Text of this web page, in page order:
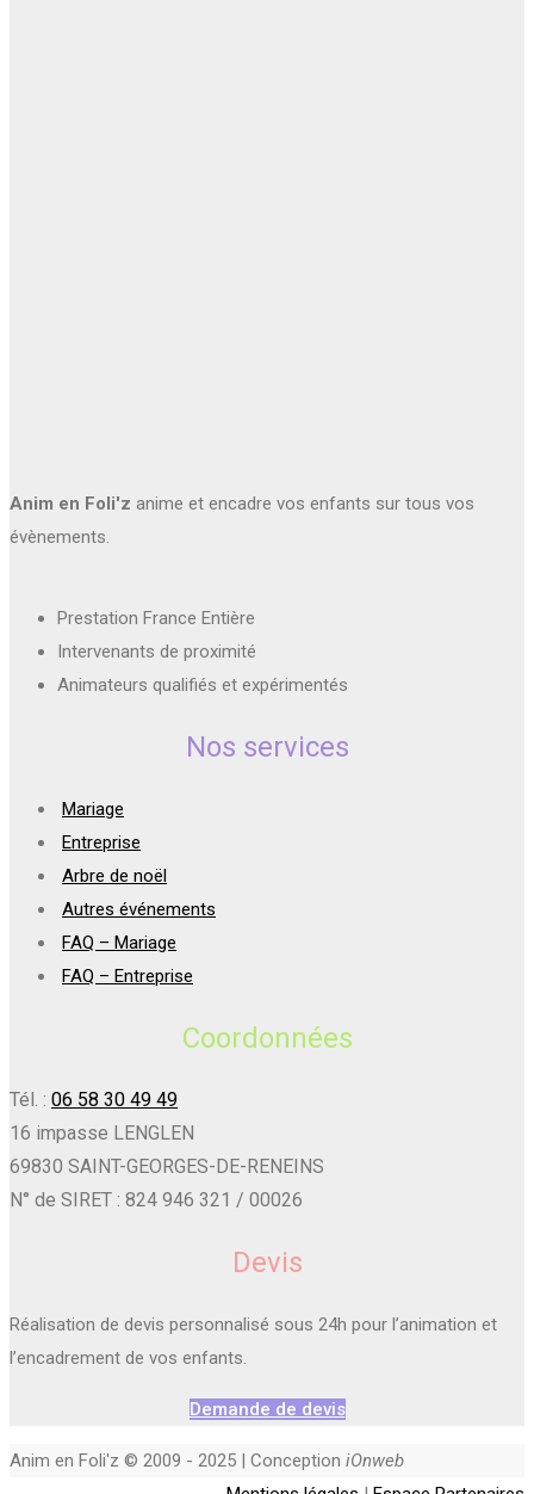
Anim en Foli'z anime et encadre vos enfants sur tous vos
évènements.
Prestation France Entière
Intervenants de proximité
Animateurs qualifiés et expérimentés
Nos services
Mariage
Entreprise
Arbre de noël
Autres événements
FAQ – Mariage
FAQ – Entreprise
Coordonnées
Tél. : 06 58 30 49 49
16 impasse LENGLEN
69830 SAINT-GEORGES-DE-RENEINS
N° de SIRET : 824 946 321 / 00026
Devis
Réalisation de devis personnalisé sous 24h pour l’animation et
l’encadrement de vos enfants.
Demande de devis
Anim en Foli'z © 2009 - 2025 | Conception iOnweb